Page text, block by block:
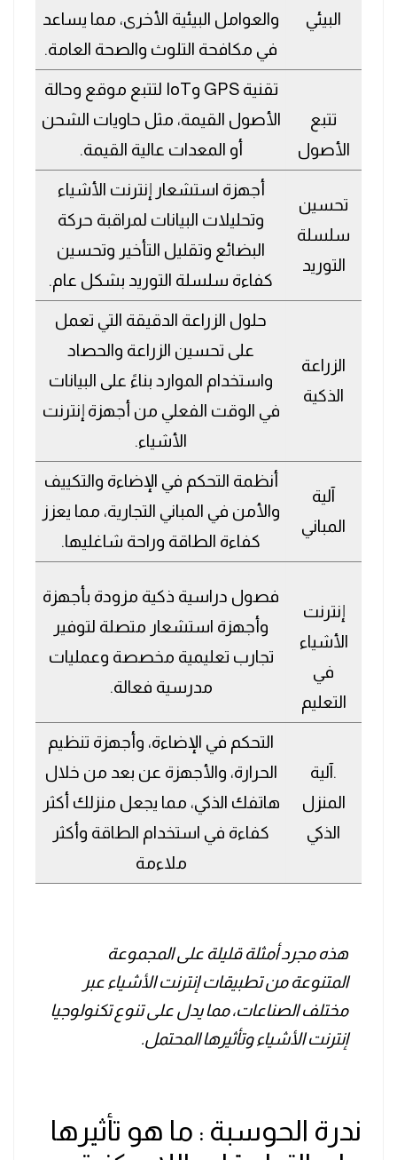
البيئي
والعوامل البيئية الأخرى، مما يساعد
في مكافحة التلوث والصحة العامة.
تتبع
الأصول
تقنية GPS وIoT لتتبع موقع وحالة
الأصول القيمة، مثل حاويات الشحن
أو المعدات عالية القيمة.
تحسين
سلسلة
التوريد
أجهزة استشعار إنترنت الأشياء
وتحليلات البيانات لمراقبة حركة
البضائع وتقليل التأخير وتحسين
كفاءة سلسلة التوريد بشكل عام.
الزراعة
الذكية
حلول الزراعة الدقيقة التي تعمل
على تحسين الزراعة والحصاد
واستخدام الموارد بناءً على البيانات
في الوقت الفعلي من أجهزة إنترنت
الأشياء.
آلية
المباني
أنظمة التحكم في الإضاءة والتكييف
والأمن في المباني التجارية، مما يعزز
كفاءة الطاقة وراحة شاغليها.
إنترنت
الأشياء
في
التعليم
فصول دراسية ذكية مزودة بأجهزة
وأجهزة استشعار متصلة لتوفير
تجارب تعليمية مخصصة وعمليات
مدرسية فعالة.
.آلية
المنزل
الذكي
التحكم في الإضاءة، وأجهزة تنظيم
الحرارة، والأجهزة عن بعد من خلال
هاتفك الذكي، مما يجعل منزلك أكثر
كفاءة في استخدام الطاقة وأكثر
ملاءمة
هذه مجرد أمثلة قليلة على المجموعة
المتنوعة من تطبيقات إنترنت الأشياء عبر
مختلف الصناعات، مما يدل على تنوع تكنولوجيا
إنترنت الأشياء وتأثيرها المحتمل.
ندرة الحوسبة : ما هو تأثيرها